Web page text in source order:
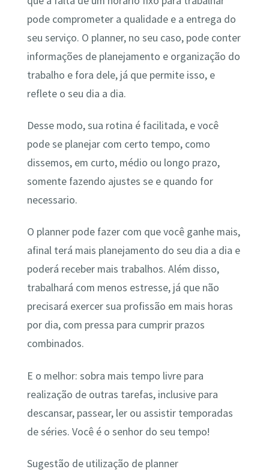
pode comprometer a qualidade e a entrega do
seu serviço. O planner, no seu caso, pode conter
informações de planejamento e organização do
trabalho e fora dele, já que permite isso, e
reflete o seu dia a dia.
Desse modo, sua rotina é facilitada, e você
pode se planejar com certo tempo, como
dissemos, em curto, médio ou longo prazo,
somente fazendo ajustes se e quando for
necessario.
O planner pode fazer com que você ganhe mais,
afinal terá mais planejamento do seu dia a dia e
poderá receber mais trabalhos. Além disso,
trabalhará com menos estresse, já que não
precisará exercer sua profissão em mais horas
por dia, com pressa para cumprir prazos
combinados.
E o melhor: sobra mais tempo livre para
realização de outras tarefas, inclusive para
descansar, passear, ler ou assistir temporadas
de séries. Você é o senhor do seu tempo!
Sugestão de utilização de planner